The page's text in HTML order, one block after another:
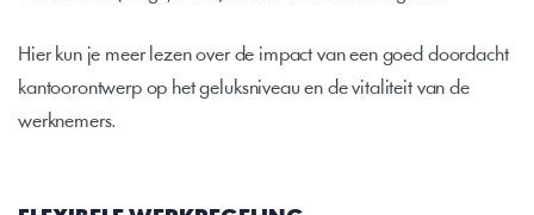
Hier kun je meer lezen over de impact van een goed doordacht
kantoorontwerp op het geluksniveau en de vitaliteit van de
werknemers.